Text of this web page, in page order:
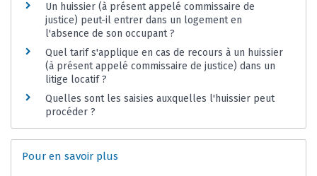
Un huissier (à présent appelé commissaire de
justice) peut-il entrer dans un logement en
l'absence de son occupant ?
Quel tarif s'applique en cas de recours à un huissier
(à présent appelé commissaire de justice) dans un
litige locatif ?
Quelles sont les saisies auxquelles l'huissier peut
procéder ?
Pour en savoir plus